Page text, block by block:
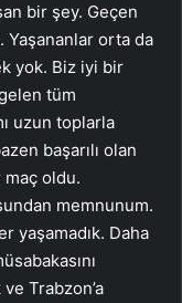
bir şey. Geçen
Yaşananlar orta da
yok. Biz iyi bir
tüm
uzun toplarla
başarılı olan
maç oldu.
memnunum.
yaşamadık. Daha
ve Trabzon’a